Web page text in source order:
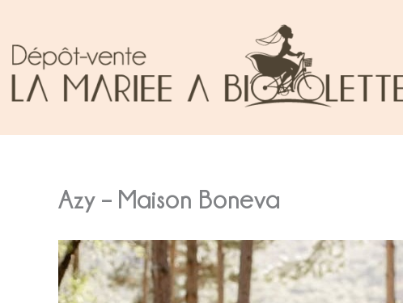
contenu
Azy – Maison Boneva